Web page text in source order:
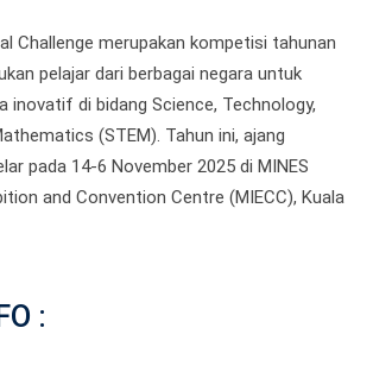
Challenge merupakan kompetisi tahunan
pelajar dari berbagai negara untuk
inovatif di bidang Science, Technology,
(STEM). Tahun ini, ajang
pada 14-6 November 2025 di MINES
and Convention Centre (MIECC), Kuala
: